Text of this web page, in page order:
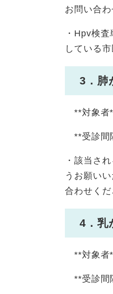
お問い合わ
・Hpv検
している
3．肺
**対象
**受診間
・該当さ
うお願い
合わせくだ
4．乳
**対象
**受診間